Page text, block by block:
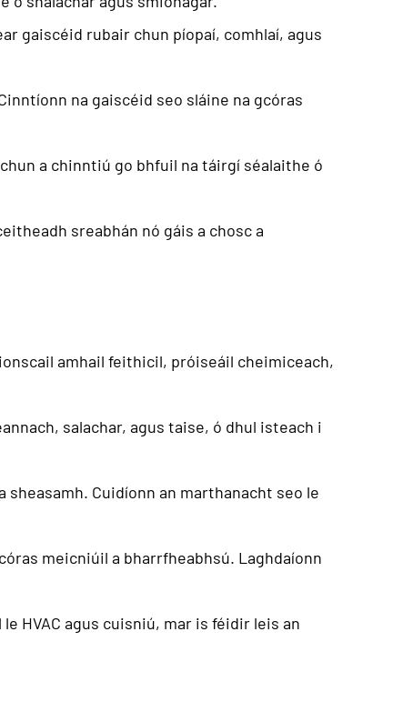
gaiscéid rubair chun píopaí, comhlaí, agus
na gaiscéid seo sláine na gcóras
a chinntiú go bhfuil na táirgí séalaithe ó
​​sreabhán nó gáis a chosc a
amhail feithicil, próiseáil cheimiceach,
salachar, agus taise, ó dhul isteach i
Cuidíonn an marthanacht seo le
meicniúil a bharrfheabhsú. Laghdaíonn
HVAC agus cuisniú, mar is féidir leis an